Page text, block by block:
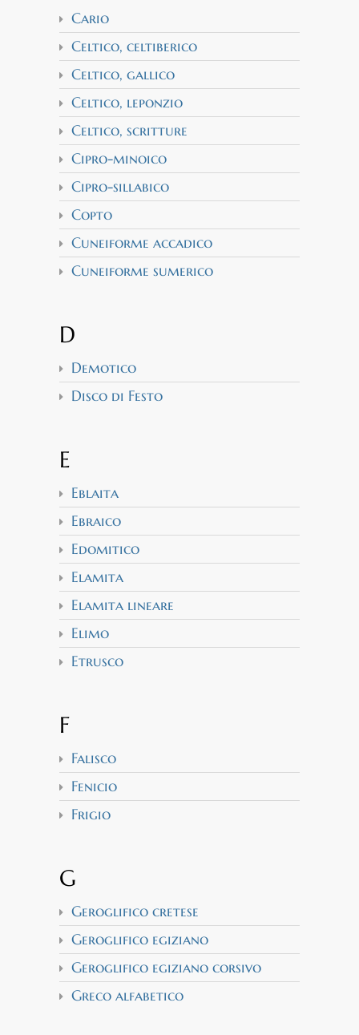
Cario
Celtico, celtiberico
Celtico, gallico
Celtico, leponzio
Celtico, scritture
Cipro-minoico
Cipro-sillabico
Copto
Cuneiforme accadico
Cuneiforme sumerico
D
Demotico
Disco di Festo
E
Eblaita
Ebraico
Edomitico
Elamita
Elamita lineare
Elimo
Etrusco
F
Falisco
Fenicio
Frigio
G
Geroglifico cretese
Geroglifico egiziano
Geroglifico egiziano corsivo
Greco alfabetico